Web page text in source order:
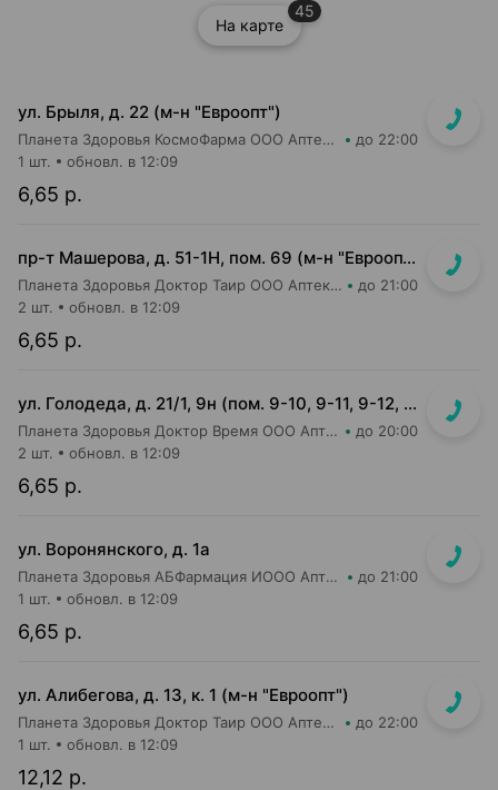
На карте
45
ул. Брыля, д. 22 (м-н "Евроопт")
Планета Здоровья КосмоФарма ООО Аптека №6 до 22:00
6,65 р.
1 шт. обновл. в 12:09
пр-т Машерова, д. 51-1Н, пом. 69 (м-н "Евроопт")
Планета Здоровья Доктор Таир ООО Аптека №8 до 21:00
6,65 р.
2 шт. обновл. в 12:09
ул. Голодеда, д. 21/1, 9н (пом. 9-10, 9-11, 9-12, 9-13, 9-14, 9-15, 9-16)
Планета Здоровья Доктор Время ООО Аптека №8 до 20:00
6,65 р.
2 шт. обновл. в 12:09
ул. Воронянского, д. 1а
Планета Здоровья АБФармация ИООО Аптека №15 до 21:00
6,65 р.
1 шт. обновл. в 12:09
ул. Алибегова, д. 13, к. 1 (м-н "Евроопт")
Планета Здоровья Доктор Таир ООО Аптека №1 до 22:00
12,12 р.
1 шт. обновл. в 12:09